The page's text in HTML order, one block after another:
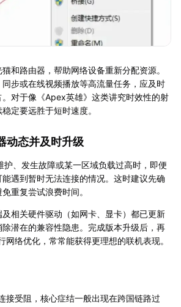
和路由器，帮助网络设备重新分配资源。
步或在线视频播放等高流量任务，应及时
对于像《Apex英雄》这类讲究时效性的射
定要远胜于短时速度。
动态并及时升级
护、发生故障或某一区域负载过高时，即便
遇到暂时无法连接的情况。这时建议先确
重复尝试浪费时间。
相关硬件驱动（如网卡、显卡）都已更新
潜在的兼容性隐患。完成版本升级后，再
网络优化，常常能获得更理想的联机表现。
接受阻，核心症结一般出现在跨国链路过